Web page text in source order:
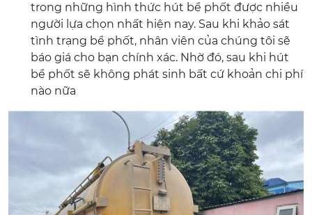
trong những hình thức hút bể phốt được nhiều
người lựa chọn nhất hiện nay. Sau khi khảo sát
tình trạng bể phốt, nhân viên của chúng tôi sẽ
báo giá cho bạn chính xác. Nhờ đó, sau khi hút
bể phốt sẽ không phát sinh bất cứ khoản chi phí
nào nữa